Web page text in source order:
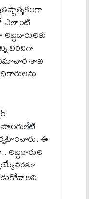
ఎలాంటి
విరివిగా
శాఖ
ఈ
ల‌బ్దిదారుల